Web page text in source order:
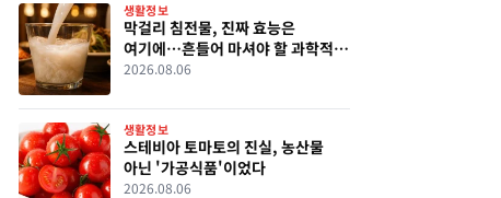
생활정보
막걸리 침전물, 진짜 효능은
여기에…흔들어 마셔야 할 과학적
이유
2026.08.06
생활정보
스테비아 토마토의 진실, 농산물
아닌 '가공식품'이었다
2026.08.06